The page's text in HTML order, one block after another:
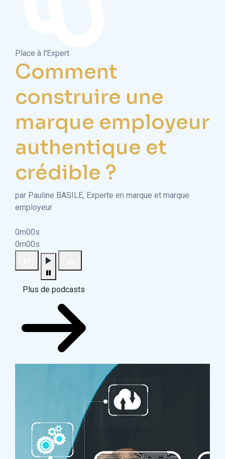
Place à l'Expert
Comment
construire une
marque employeur
authentique et
crédible ?
par Pauline BASILE, Experte en marque et marque
employeur
0m00s
0m00s
Plus de podcasts